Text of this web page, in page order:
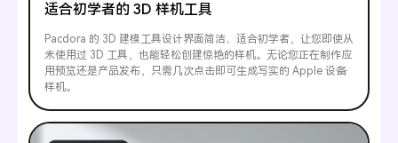
适合初学者的 3D 样机工具
Pacdora 的 3D 建模工具设计界面简洁、适合初学者，让您即使从
未使用过 3D 工具，也能轻松创建惊艳的样机。无论您正在制作应
用预览还是产品发布，只需几次点击即可生成写实的 Apple 设备
样机。